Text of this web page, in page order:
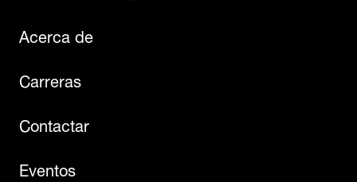
Acerca de
Carreras
Contactar
Eventos